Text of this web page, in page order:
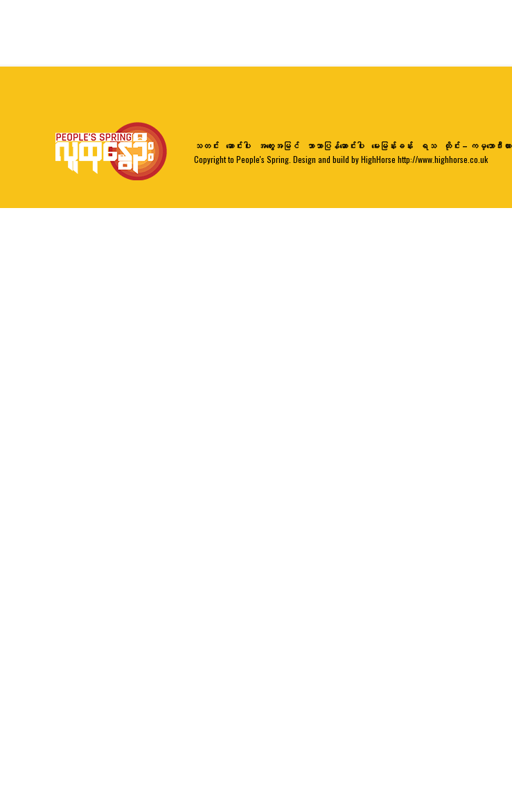
သတင်း ဆောင်းပါး အတွေးအမြင် ဘာသာပြန်ဆောင်းပါး မေးမြန်းခန်း ရသ
ထိုင်း – ကမ္ဘောဒီးယား
Copyright to People's Spring. Design and build by HighHorse http://www.highhorse.co.uk